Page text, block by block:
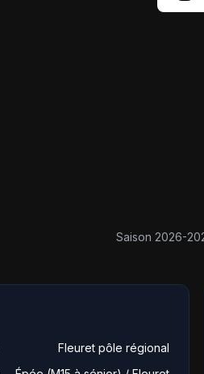
Saison 2026-
Fleuret pôle régional